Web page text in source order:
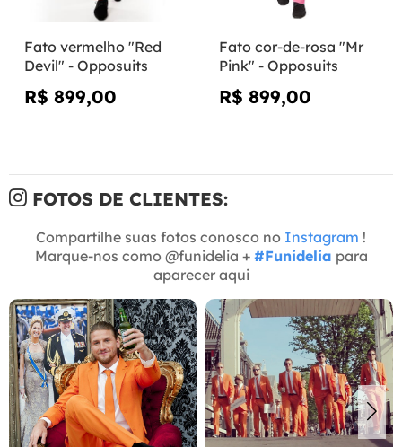
Fato vermelho "Red
Devil" - Opposuits
R$ 899,00
Fato cor-de-rosa "Mr
Pink" - Opposuits
R$ 899,00
FOTOS DE CLIENTES:
Compartilhe suas fotos conosco no Instagram !
Marque-nos como @funidelia + #Funidelia para
aparecer aqui